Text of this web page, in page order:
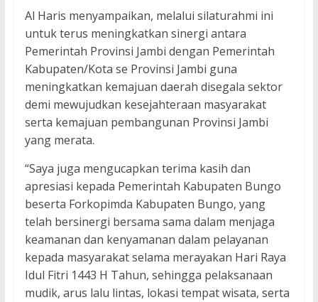
Al Haris menyampaikan, melalui silaturahmi ini
untuk terus meningkatkan sinergi antara
Pemerintah Provinsi Jambi dengan Pemerintah
Kabupaten/Kota se Provinsi Jambi guna
meningkatkan kemajuan daerah disegala sektor
demi mewujudkan kesejahteraan masyarakat
serta kemajuan pembangunan Provinsi Jambi
yang merata.
“Saya juga mengucapkan terima kasih dan
apresiasi kepada Pemerintah Kabupaten Bungo
beserta Forkopimda Kabupaten Bungo, yang
telah bersinergi bersama sama dalam menjaga
keamanan dan kenyamanan dalam pelayanan
kepada masyarakat selama merayakan Hari Raya
Idul Fitri 1443 H Tahun, sehingga pelaksanaan
mudik, arus lalu lintas, lokasi tempat wisata, serta